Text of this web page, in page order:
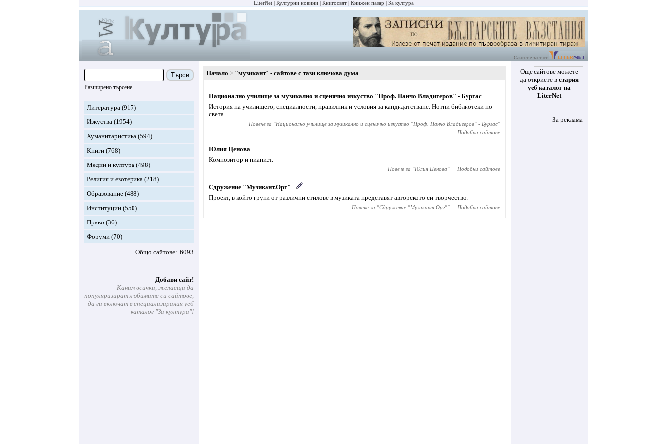
LiterNet Културни новини Книгосвят Книжен пазар За култура
Сайтът е част от
Търси
Разширено търсене
Литература (917)
Изкуства (1954)
Хуманитаристика (594)
Книги (768)
Медии и култура (498)
Религия и езотерика (218)
Образование (488)
Институции (550)
Право (36)
Форуми (70)
Общо сайтове 6093
Добави сайт!
Каним всички, желаещи да
популяризират любимите си сайтове,
да ги включат в специализирания уеб
каталог "За култура"!
Начало "музикант" - сайтове с тази ключова дума
Национално училище за музикално и сценично изкуство "Проф. Панчо Владигеров" - Бургас
История на училището, специалности, правилник и условия за кандидатстване. Нотни библиотеки по
света.
Повече за "Национално училище за музикално и сценично изкуство "Проф. Панчо Владигеров" - Бургас"
Подобни сайтове
Юлия Ценова
Композитор и пианист.
Повече за "Юлия Ценова" Подобни сайтове
Сдружение "Музикант.Орг"
Проект, в който групи от различни стилове в музиката представят авторското си творчество.
Повече за "Сдружение "Музикант.Орг"" Подобни сайтове
Още сайтове можете
да откриете в стария
уеб каталог на
LiterNet
За реклама